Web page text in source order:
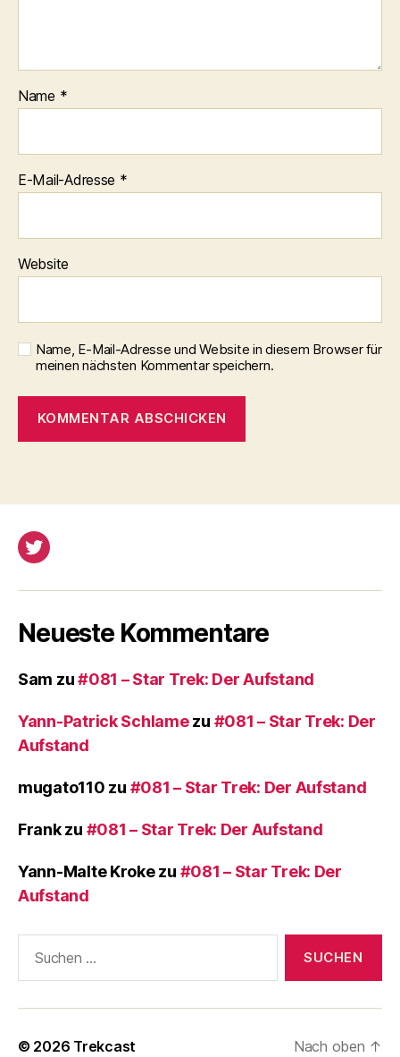
Name *
E-Mail-Adresse *
Website
Name, E-Mail-Adresse und Website in diesem Browser für
meinen nächsten Kommentar speichern.
Twitter
Neueste Kommentare
Sam zu#081 – Star Trek: Der Aufstand
Yann-Patrick Schlamezu #081 – Star Trek: Der
Aufstand
mugato110 zu #081 – Star Trek: Der Aufstand
Frankzu #081 – Star Trek: Der Aufstand
Yann-Malte Krokezu #081 – Star Trek: Der
Aufstand
nach:
© 2026 Trekcast Nach oben ↑